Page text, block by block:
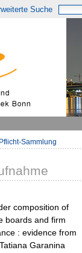
Suche
Sammlung
composition of
boards and firm
: evidence from
Garanina